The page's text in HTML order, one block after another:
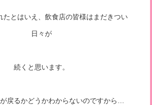
たとはいえ、飲食店の皆様はまだきつい
日々が
続くと思います。
戻るかどうかわからないのですから…